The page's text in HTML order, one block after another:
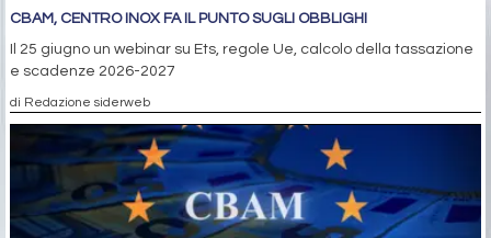
CBAM, CENTRO INOX FA IL PUNTO SUGLI OBBLIGHI
Il 25 giugno un webinar su Ets, regole Ue, calcolo della tassazione
e scadenze 2026-2027
di Redazione siderweb